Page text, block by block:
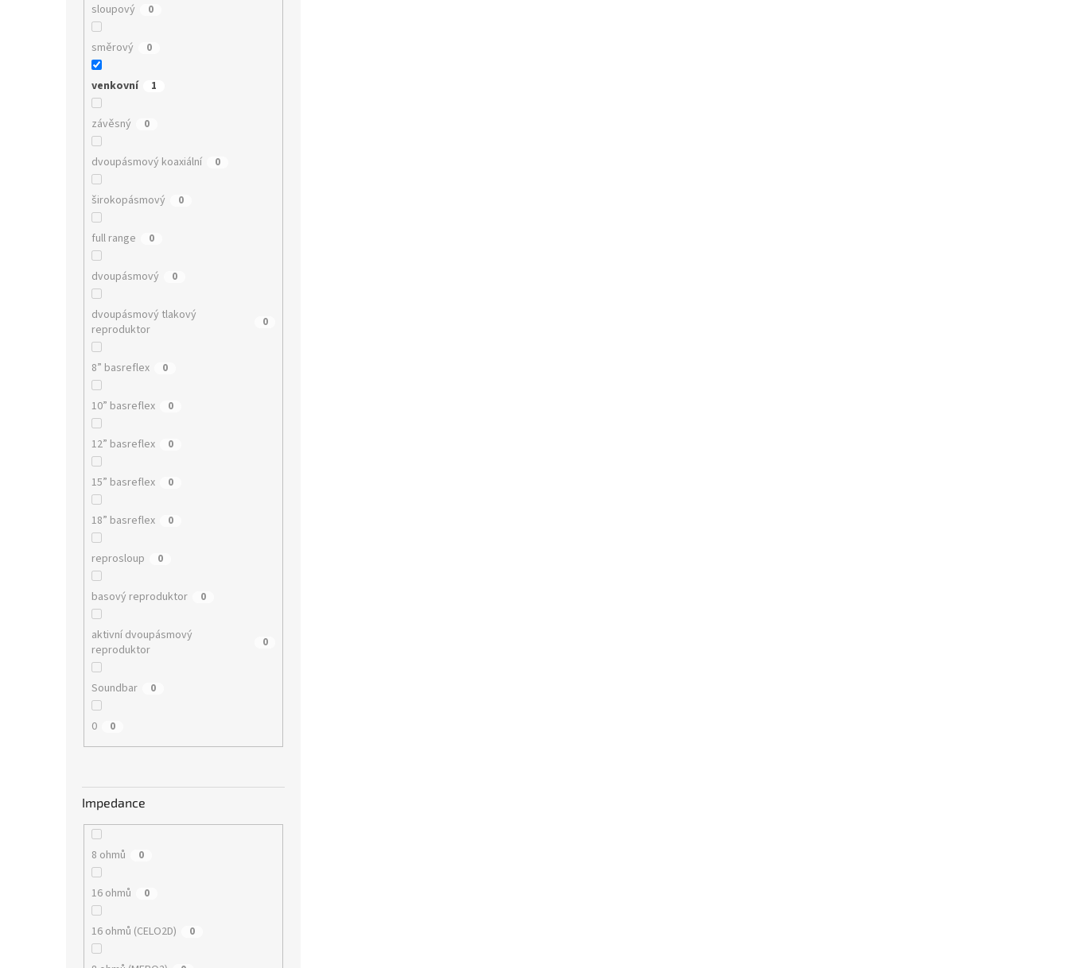
sloupový 0
směrový 0
venkovní 1
závěsný 0
dvoupásmový koaxiální 0
širokopásmový 0
full range 0
dvoupásmový 0
dvoupásmový tlakový
reproduktor
0
8” basreflex 0
10” basreflex 0
12” basreflex 0
15” basreflex 0
18” basreflex 0
reprosloup 0
basový reproduktor 0
aktivní dvoupásmový
reproduktor
0
Soundbar 0
0 0
Impedance
8 ohmů 0
16 ohmů 0
16 ohmů (CELO2D) 0